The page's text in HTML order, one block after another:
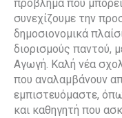
πρόβλημα που
συνεχίζουμε την
δημοσιονομικά
διορισμούς παντού,
Αγωγή. Καλή νέα
που αναλαμβάνουν
εμπιστευόμαστε,
και καθηγητή που